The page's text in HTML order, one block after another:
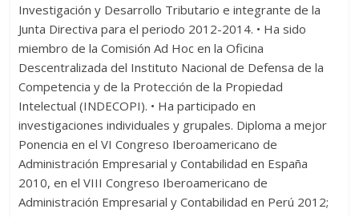
Investigación y Desarrollo Tributario e integrante de la
Junta Directiva para el periodo 2012-2014. • Ha sido
miembro de la Comisión Ad Hoc en la Oficina
Descentralizada del Instituto Nacional de Defensa de la
Competencia y de la Protección de la Propiedad
Intelectual (INDECOPI). • Ha participado en
investigaciones individuales y grupales. Diploma a mejor
Ponencia en el VI Congreso Iberoamericano de
Administración Empresarial y Contabilidad en España
2010, en el VIII Congreso Iberoamericano de
Administración Empresarial y Contabilidad en Perú 2012;